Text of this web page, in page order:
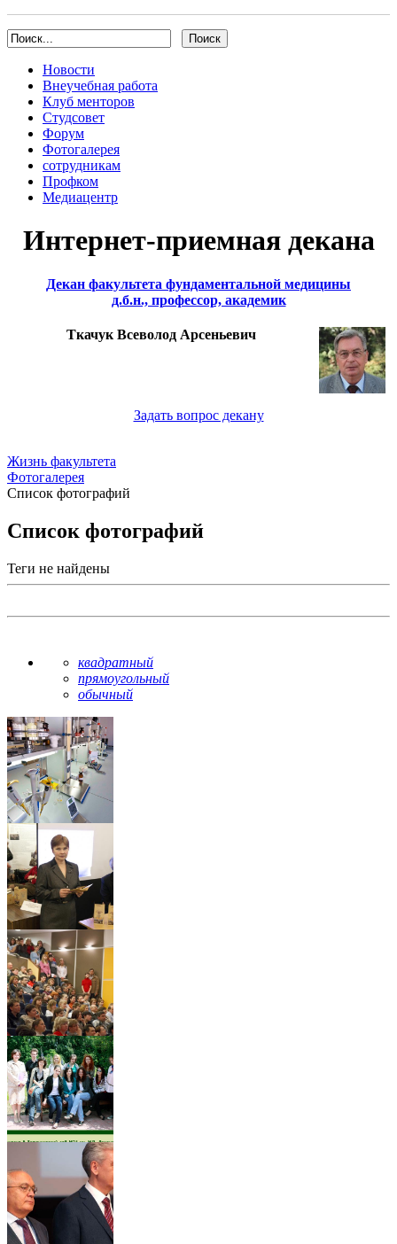
Новости
Внеучебная работа
Клуб менторов
Студсовет
Форум
Фотогалерея
сотрудникам
Профком
Медиацентр
Интернет-приемная декана
Декан факультета фундаментальной медицины
д.б.н., профессор, академик
Ткачук Всеволод Арсеньевич
Задать вопрос декану
Жизнь факультета
Фотогалерея
Список фотографий
Список фотографий
Теги не найдены
квадратный
прямоугольный
обычный